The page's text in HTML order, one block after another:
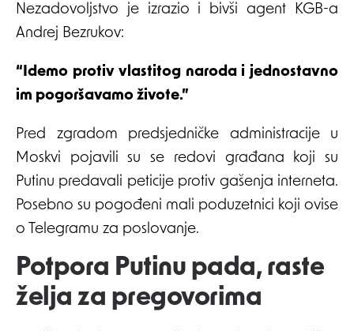
Nezadovoljstvo je izrazio i bivši agent KGB-a
Andrej Bezrukov:
“Idemo protiv vlastitog naroda i jednostavno
im pogoršavamo živote.”
Pred zgradom predsjedničke administracije u
Moskvi pojavili su se redovi građana koji su
Putinu predavali peticije protiv gašenja interneta.
Posebno su pogođeni mali poduzetnici koji ovise
o Telegramu za poslovanje.
Potpora Putinu pada, raste
želja za pregovorima